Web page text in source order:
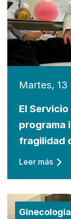
Martes,
El
programa
fragilidad
Leer más
Ginecologia